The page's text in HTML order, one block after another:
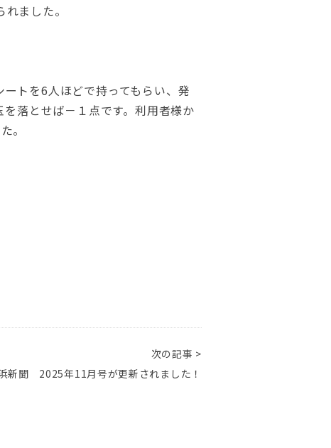
ました。
トを6人ほどで持ってもらい、発
落とせば－１点です。利用者様か
。
次の記事 >
新聞 2025年11月号が更新されました！